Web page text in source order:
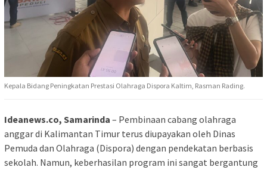
Kepala Bidang Peningkatan Prestasi Olahraga Dispora Kaltim, Rasman Rading.
Ideanews.co, Samarinda – Pembinaan cabang olahraga
anggar di Kalimantan Timur terus diupayakan oleh Dinas
Pemuda dan Olahraga (Dispora) dengan pendekatan berbasis
sekolah. Namun, keberhasilan program ini sangat bergantung